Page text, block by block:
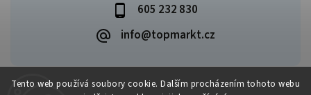
Tento web používá soubory cookie. Dalším procházením tohoto webu
605 232 830
info@topmarkt.cz